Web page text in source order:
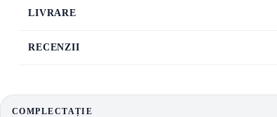
LIVRARE
RECENZII
COMPLECTAȚIE